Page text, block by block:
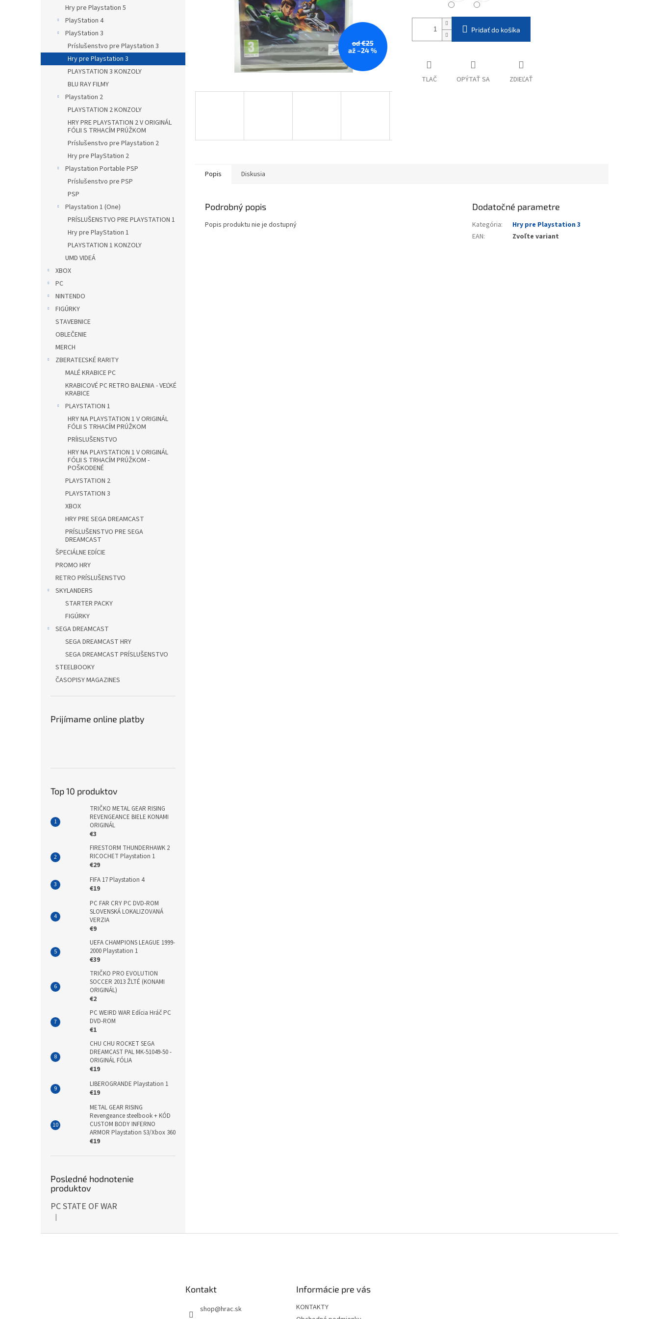
Hry pre Playstation 5
PlayStation 4
PlayStation 3
Príslušenstvo pre Playstation 3
Hry pre Playstation 3
PLAYSTATION 3 KONZOLY
BLU RAY FILMY
Playstation 2
PLAYSTATION 2 KONZOLY
HRY PRE PLAYSTATION 2 V ORIGINÁL
FÓLII S TRHACÍM PRÚŽKOM
Príslušenstvo pre Playstation 2
Hry pre PlayStation 2
Playstation Portable PSP
Príslušenstvo pre PSP
PSP
Playstation 1 (One)
PRÍSLUŠENSTVO PRE PLAYSTATION 1
Hry pre PlayStation 1
PLAYSTATION 1 KONZOLY
UMD VIDEÁ
XBOX
PC
NINTENDO
FIGÚRKY
STAVEBNICE
OBLEČENIE
MERCH
ZBERATEĽSKÉ RARITY
MALÉ KRABICE PC
KRABICOVÉ PC RETRO BALENIA - VEĽKÉ
KRABICE
PLAYSTATION 1
HRY NA PLAYSTATION 1 V ORIGINÁL
FÓLII S TRHACÍM PRÚŽKOM
PRÍISLUŠENSTVO
HRY NA PLAYSTATION 1 V ORIGINÁL
FÓLII S TRHACÍM PRÚŽKOM -
POŠKODENÉ
PLAYSTATION 2
PLAYSTATION 3
XBOX
HRY PRE SEGA DREAMCAST
PRÍSLUŠENSTVO PRE SEGA
DREAMCAST
ŠPECIÁLNE EDÍCIE
PROMO HRY
RETRO PRÍSLUŠENSTVO
SKYLANDERS
STARTER PACKY
FIGÚRKY
SEGA DREAMCAST
SEGA DREAMCAST HRY
SEGA DREAMCAST PRÍSLUŠENSTVO
STEELBOOKY
ČASOPISY MAGAZINES
Prijímame online platby
Top 10 produktov
TRIČKO METAL GEAR RISING
REVENGEANCE BIELE KONAMI
ORIGINÁL
€3
FIRESTORM THUNDERHAWK 2
RICOCHET Playstation 1
€29
FIFA 17 Playstation 4
€19
PC FAR CRY PC DVD-ROM
SLOVENSKÁ LOKALIZOVANÁ
VERZIA
€9
UEFA CHAMPIONS LEAGUE 1999-
2000 Playstation 1
€39
TRIČKO PRO EVOLUTION
SOCCER 2013 ŽLTÉ (KONAMI
ORIGINÁL)
€2
PC WEIRD WAR Edícia Hráč PC
DVD-ROM
€1
CHU CHU ROCKET SEGA
DREAMCAST PAL MK-51049-50 -
ORIGINÁL FÓLIA
€19
LIBEROGRANDE Playstation 1
€19
METAL GEAR RISING
Revengeance steelbook + KÓD
CUSTOM BODY INFERNO
ARMOR Playstation S3/Xbox 360
€19
Posledné hodnotenie
produktov
PC STATE OF WAR
Hodnotenie produktu je 5 z 5 hviezdičiek.
|
od €25
až –24 %
Pridať do košíka
TLAČ OPÝTAŤ SA ZDIEĽAŤ
Popis Diskusia
Podrobný popis
Popis produktu nie je dostupný
Dodatočné parametre
Kategória:
Hry pre Playstation 3
EAN: Zvoľte variant
Kontakt
shop@hrac.sk
Informácie pre vás
KONTAKTY